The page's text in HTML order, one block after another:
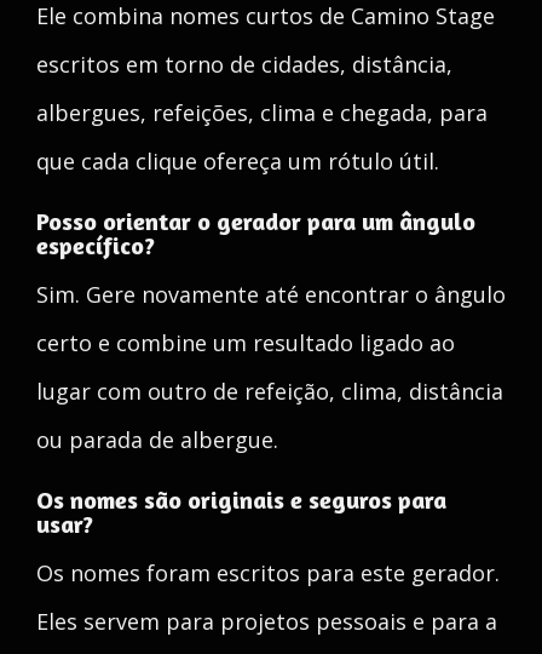
Ele combina nomes curtos de Camino Stage
escritos em torno de cidades, distância,
albergues, refeições, clima e chegada, para
que cada clique ofereça um rótulo útil.
Posso orientar o gerador para um ângulo
específico?
Sim. Gere novamente até encontrar o ângulo
certo e combine um resultado ligado ao
lugar com outro de refeição, clima, distância
ou parada de albergue.
Os nomes são originais e seguros para
usar?
Os nomes foram escritos para este gerador.
Eles servem para projetos pessoais e para a